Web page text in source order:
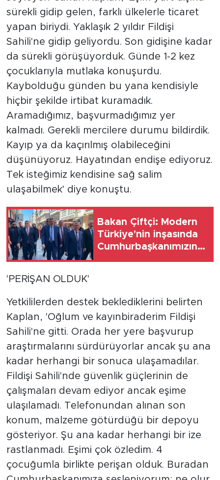
sürekli gidip gelen, farklı ülkelerle ticaret
yapan biriydi. Yaklaşık 2 yıldır Fildişi
Sahili'ne gidip geliyordu. Son gidişine kadar
da sürekli görüşüyorduk. Günde 1-2 kez
çocuklarıyla mutlaka konuşurdu.
Kaybolduğu günden bu yana kendisiyle
hiçbir şekilde irtibat kuramadık.
Aramadığımız, başvurmadığımız yer
kalmadı. Gerekli mercilere durumu bildirdik.
Kayıp ya da kaçırılmış olabileceğini
düşünüyoruz. Hayatından endişe ediyoruz.
Tek isteğimiz kendisine sağ salim
ulaşabilmek' diye konuştu.
Bakan Çiftçi: Modern
Türkiye'nin inşasında
Cumhurbaşkanımızın
'PERİŞAN OLDUK'
Yetkililerden destek beklediklerini belirten
Kaplan, 'Oğlum ve kayınbiraderim Fildişi
Sahili'ne gitti. Orada her yere başvurup
araştırmalarını sürdürüyorlar ancak şu ana
kadar herhangi bir sonuca ulaşamadılar.
Fildişi Sahili'nde güvenlik güçlerinin de
çalışmaları devam ediyor ancak eşime
ulaşılamadı. Telefonundan alınan son
konum, malzeme götürdüğü bir depoyu
gösteriyor. Şu ana kadar herhangi bir ize
rastlanmadı. Eşimi çok özledim. 4
çocuğumla birlikte perişan olduk. Buradan